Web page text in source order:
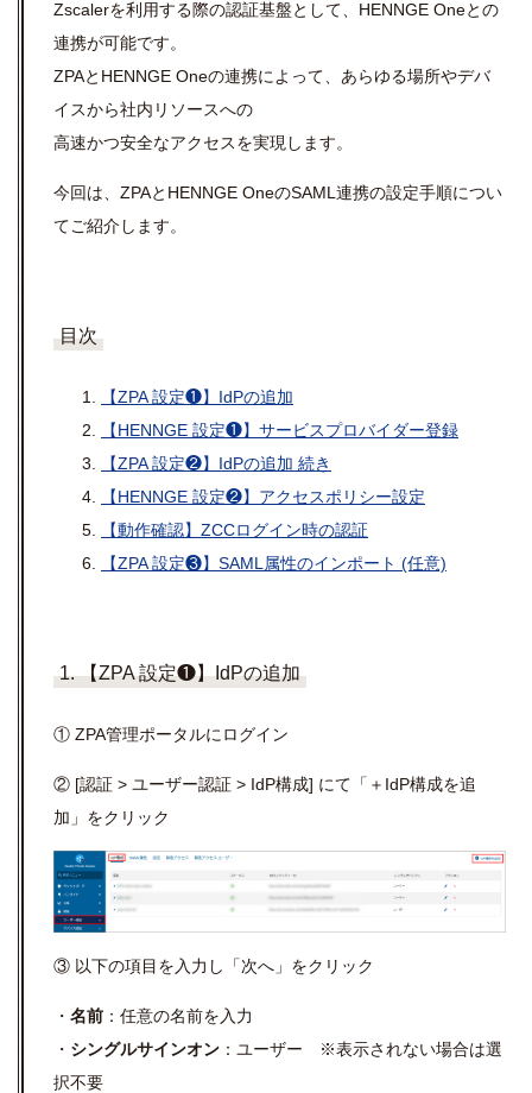
Zscalerを利用する際の認証基盤として、HENNGE Oneとの
連携が可能です。
ZPAとHENNGE Oneの連携によって、あらゆる場所やデバ
イスから社内リソースへの
高速かつ安全なアクセスを実現します。
今回は、ZPAとHENNGE OneのSAML連携の設定手順につい
てご紹介します。
目次
【ZPA 設定❶】IdPの追加
【HENNGE 設定❶】サービスプロバイダー登録
【ZPA 設定❷】IdPの追加 続き
【HENNGE 設定❷】アクセスポリシー設定
【動作確認】ZCCログイン時の認証
【ZPA 設定❸】SAML属性のインポート (任意)
1. 【ZPA 設定❶】IdPの追加
① ZPA管理ポータルにログイン
② [認証 > ユーザー認証 > IdP構成] にて「＋IdP構成を追
加」をクリック
③ 以下の項目を入力し「次へ」をクリック
・ 名前 ：任意の名前を入力
・ シングルサインオン ：ユーザー ※表示されない場合は選
択不要